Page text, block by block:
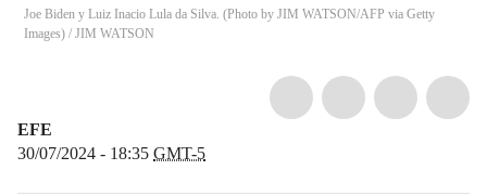
Joe Biden y Luiz Inacio Lula da Silva. (Photo by JIM WATSON/AFP via Getty
Images) / JIM WATSON
EFE
30/07/2024 - 18:35 GMT-5